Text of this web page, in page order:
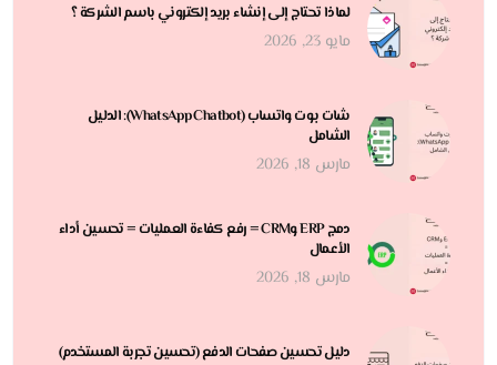
لماذا تحتاج إلى إنشاء بريد إلكتروني باسم الشركة ؟
مايو 23, 2026
شات بوت واتساب (WhatsApp Chatbot): الدليل
الشامل
مارس 18, 2026
دمج ERP وCRM = رفع كفاءة العمليات = تحسين أداء
الأعمال
مارس 18, 2026
دليل تحسين صفحات الدفع (تحسين تجربة المستخدم)